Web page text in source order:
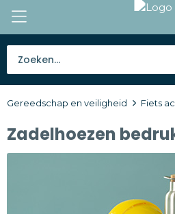
Caps en mutsen
Gereedschap en veiligheid Fiets
Zadelhoezen